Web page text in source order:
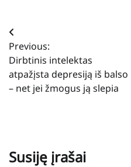
Navigacija
tarp
įrašų
Previous:
Dirbtinis intelektas
atpažįsta depresiją iš balso
– net jei žmogus ją slepia
Susiję įrašai